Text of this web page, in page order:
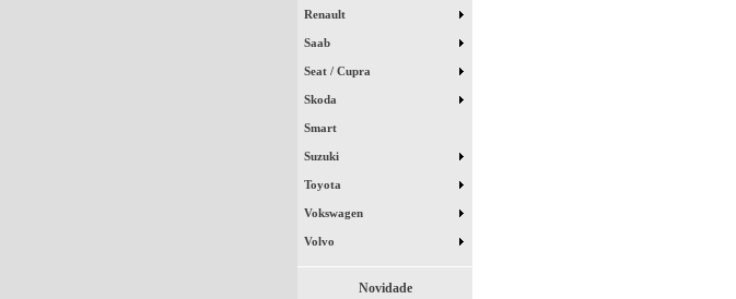
Renault
Saab
Seat / Cupra
Skoda
Smart
Suzuki
Toyota
Vokswagen
Volvo
Novidade